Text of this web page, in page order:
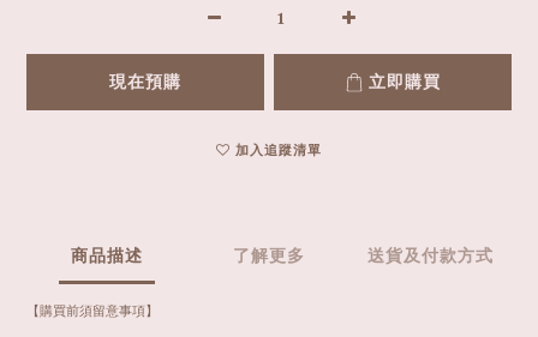
現在預購 立即購買
加入追蹤清單
商品描述 了解更多 送貨及付款方式
【購買前須留意事項】